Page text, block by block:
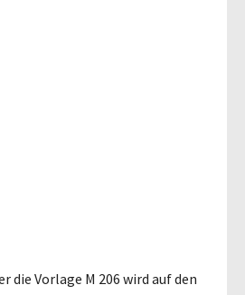
die Vorlage M 206 wird auf den